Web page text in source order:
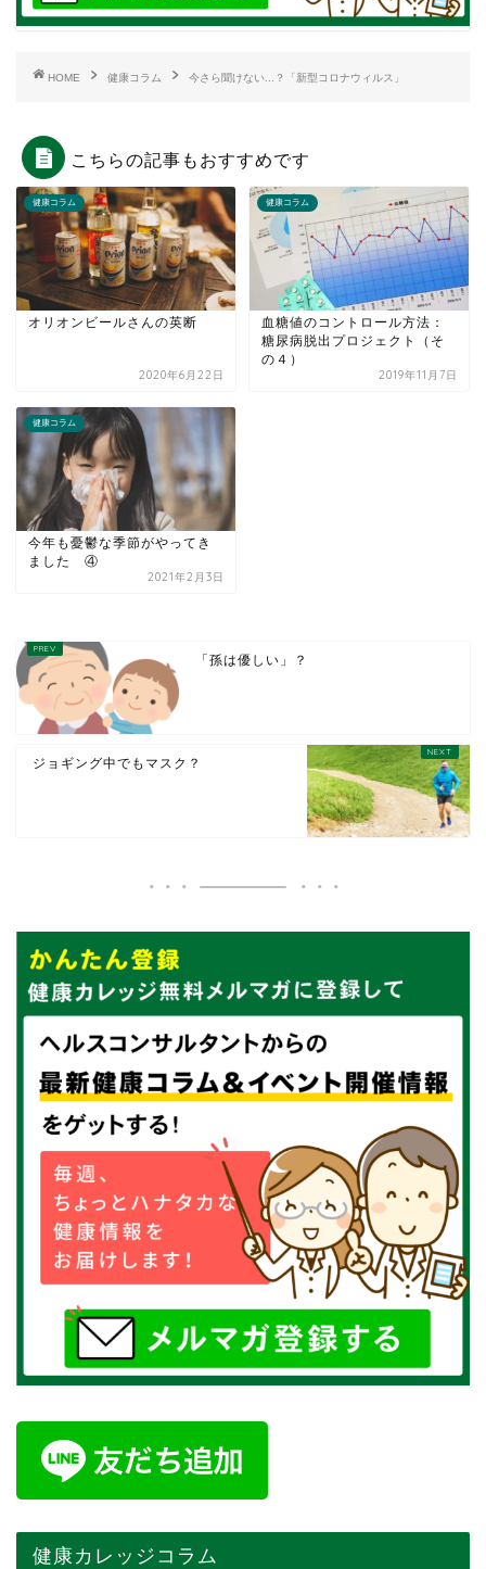
HOME 健康コラム 今さら聞けない...？「新型コロナウィルス」
こちらの記事もおすすめです
健康コラム
オリオンビールさんの英断
2020年6月22日
健康コラム
血糖値のコントロール方法：
糖尿病脱出プロジェクト（そ
の４）
2019年11月7日
健康コラム
今年も憂鬱な季節がやってき
ました ④
2021年2月3日
「孫は優しい」？
ジョギング中でもマスク？
健康カレッジコラム